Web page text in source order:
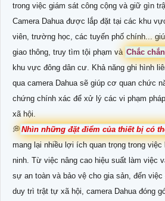
trong việc giám sát công cộng và giữ gìn
Camera Dahua được lắp đặt tại các khu
viên, trường học, các tuyến phố chính...
giao thông, truy tìm tội phạm và Chắc
khu vực đông dân cư. Khả năng ghi hình
qua camera Dahua sẽ giúp cơ quan chức
chứng chính xác để xử lý các vi phạm
xã hội.
💭Nhìn những đặt điểm của thiết bị có
mang lại nhiều lợi ích quan trọng trong việc
ninh. Từ việc nâng cao hiệu suất làm việc
sự an toàn và bảo vệ cho gia sản, đến
duy trì trật tự xã hội, camera Dahua đóng